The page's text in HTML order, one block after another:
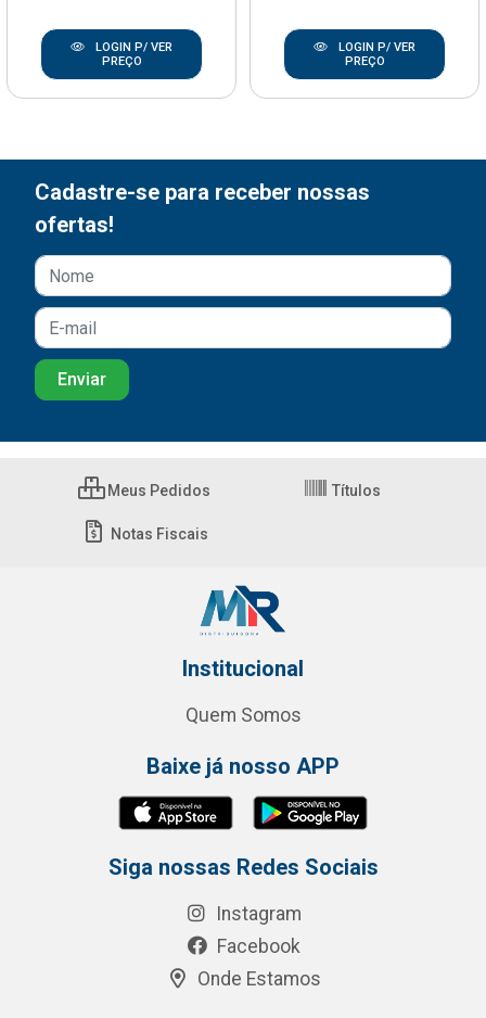
LOGIN P/ VER
PREÇO
LOGIN P/ VER
PREÇO
Cadastre-se para receber nossas
ofertas!
Meus Pedidos Títulos
Notas Fiscais
Institucional
Quem Somos
Baixe já nosso APP
Siga nossas Redes Sociais
Instagram
Facebook
Onde Estamos